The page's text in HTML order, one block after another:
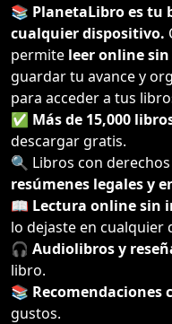
📚 PlanetaLibro es tu
cualquier dispositivo.
permite leer online sin
guardar tu avance y
para acceder a tus
✅ Más de 15,000
descargar gratis.
🔍 Libros con
resúmenes legales y
📖 Lectura online sin
lo dejaste en cualquier
🎧 Audiolibros y
libro.
📚 Recomendaciones
gustos.